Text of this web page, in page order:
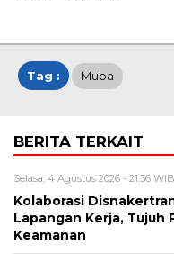
Tag : Muba
BERITA TERKAIT
Selasa, 4 Agustus 2026 - 21:36 WIB
Kolaborasi
Lapangan Kerja, Tujuh
Keamanan